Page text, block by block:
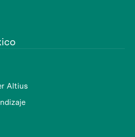
Altius